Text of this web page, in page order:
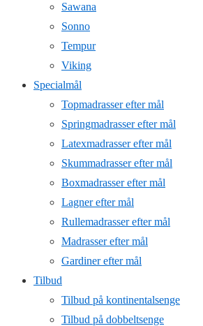
Sawana
Sonno
Tempur
Viking
Specialmål
Topmadrasser efter mål
Springmadrasser efter mål
Latexmadrasser efter mål
Skummadrasser efter mål
Boxmadrasser efter mål
Lagner efter mål
Rullemadrasser efter mål
Madrasser efter mål
Gardiner efter mål
Tilbud
Tilbud på kontinentalsenge
Tilbud på dobbeltsenge